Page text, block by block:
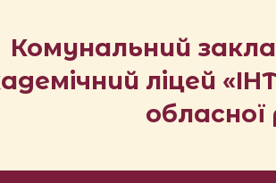
Комунальний
ліцей
обласної